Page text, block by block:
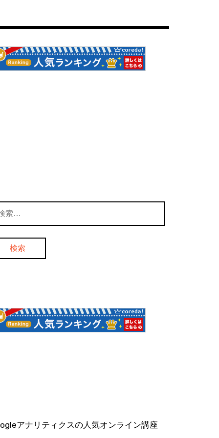
アナリティクスの人気オンライン講座